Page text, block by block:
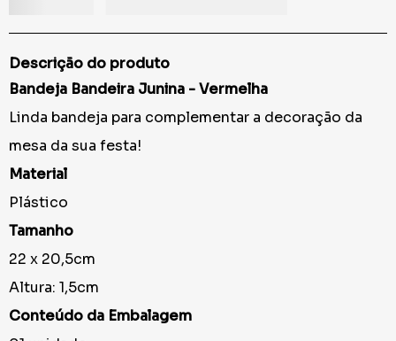
Descrição do produto
Bandeja Bandeira Junina - Vermelha
Linda bandeja para complementar a decoração da
mesa da sua festa!
Material
Plástico
Tamanho
22 x 20,5cm
Altura: 1,5cm
Conteúdo da Embalagem